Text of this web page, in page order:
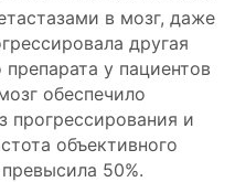
в мозг, даже
другая
у пациентов
обеспечило
и
объективного
50%.